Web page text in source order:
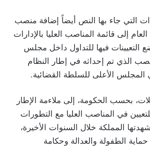
التي جاء بها النص أيضاً إضافة منصب
إلى قائمة المناصب العليا بالإدارات
التعيينات فيها للتداول داخل مجلس
الذي تم إحداثه في إطار النظام
الأعلى للسلطة القضائية.
بحسب الحكومة، إلى ملاءمة الإطار
في المناصب العليا مع التطورات
المملكة خلال السنوات الأخيرة،
الطفولة والعدالة وحكامة